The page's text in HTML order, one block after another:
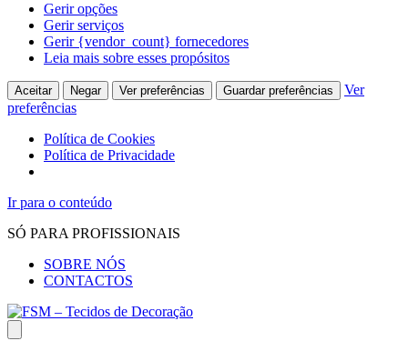
Gerir opções
Gerir serviços
Gerir {vendor_count} fornecedores
Leia mais sobre esses propósitos
Aceitar Negar Ver preferências Guardar preferências
Ver
preferências
Política de Cookies
Política de Privacidade
Ir para o conteúdo
SÓ PARA PROFISSIONAIS
SOBRE NÓS
CONTACTOS